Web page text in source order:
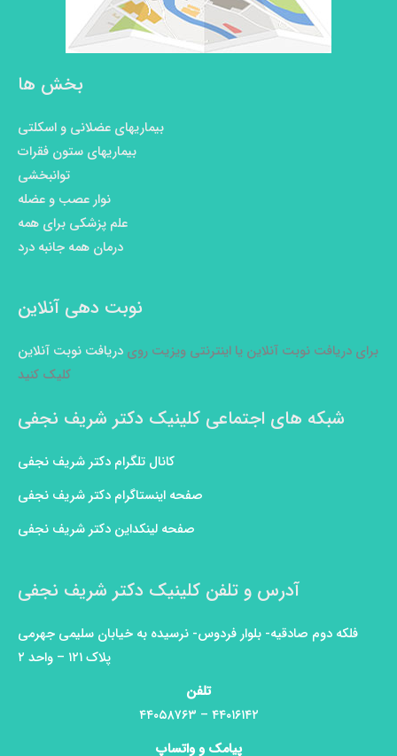
بخش ها
بیماریهای عضلانی و اسکلتی
بیماریهای ستون فقرات
توانبخشی
نوار عصب و عضله
علم پزشکی برای همه
درمان همه جانبه درد
نوبت دهی آنلاین
برای دریافت نوبت آنلاین یا اینترنتی ویزیت روی دریافت نوبت آنلاین
کلیک کنید
شبکه های اجتماعی کلینیک دکتر شریف نجفی
کانال تلگرام دکتر شریف نجفی
صفحه اینستاگرام دکتر شریف نجفی
صفحه لینکداین دکتر شریف نجفی
آدرس و تلفن کلینیک دکتر شریف نجفی
فلکه دوم صادقیه- بلوار فردوس- نرسیده به خیابان سلیمی جهرمی
پلاک ۱۲۱ – واحد ۲
تلفن
۴۴۰۱۶۱۴۲ – ۴۴۰۵۸۷۶۳
پیامک و واتساپ